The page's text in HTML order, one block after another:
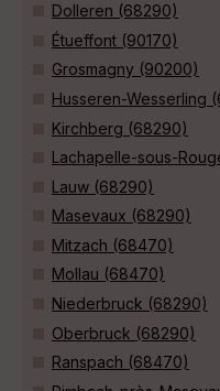
Dolleren (68290)
Étueffont (90170)
Grosmagny (90200)
Husseren-Wesserling
Kirchberg (68290)
Lachapelle-sous-
Lauw (68290)
Masevaux (68290)
Mitzach (68470)
Mollau (68470)
Niederbruck (68290)
Oberbruck (68290)
Ranspach (68470)